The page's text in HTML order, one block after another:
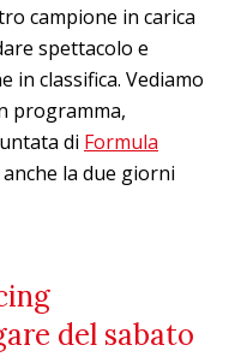
campione in carica
spettacolo e
in classifica. Vediamo
programma,
di Formula
la due giorni
del sabato